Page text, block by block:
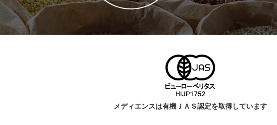
メディエンスは有機ＪＡＳ認定を取得しています